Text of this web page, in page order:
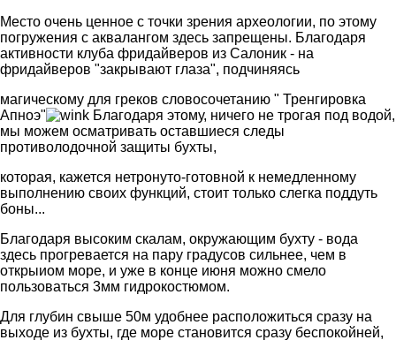
Место очень ценное с точки зрения археологии, по этому
погружения с аквалангом здесь запрещены. Благодаря
активности клуба фридайверов из Салоник - на
фридайверов "закрывают глаза", подчиняясь
магическому для греков словосочетанию " Тренгировка
Апноэ"
Благодаря этому, ничего не трогая под водой,
мы можем осматривать оставшиеся следы
противолодочной защиты бухты,
которая, кажется нетронуто-готовной к немедленному
выполнению своих функций, стоит только слегка поддуть
боны...
Благодаря высоким скалам, окружающим бухту - вода
здесь прогревается на пару градусов сильнее, чем в
открыиом море, и уже в конце июня можно смело
пользоваться 3мм гидрокостюмом.
Для глубин свыше 50м удобнее расположиться сразу на
выходе из бухты, где море становится сразу беспокойней,